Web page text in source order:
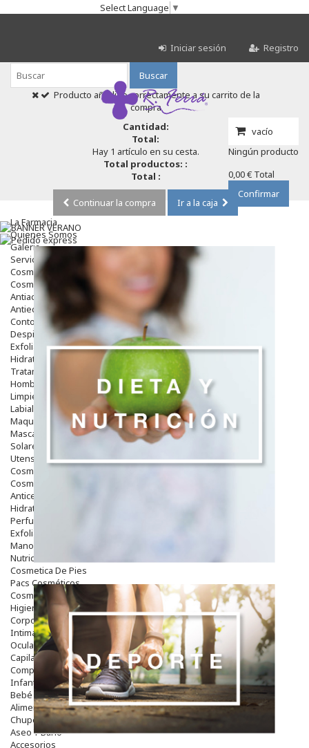
Select Language ▼
Iniciar sesión Registro
Buscar
vacío
Ningún producto
0,00 € Total
Confirmar
Producto añadido correctamente a su carrito de la
compra
Cantidad:
Total:
Hay 1 artículo en su cesta.
Total productos: :
Total :
Continuar la compra
Ir a la caja
La Farmacia
Quienes Somos
Galeria
Servicios
Cosmética
Cosmética Facial
Antiacné
Antiedad
Contorno De Ojos
Despigmentantes
Exfoliantes
Hidratantes
Tratamientos De Noche
Hombre
Limpieza
Labiales
Maquillajes Y Color
Mascarillas
Solares
Utensilios
Cosmética Capilar
Cosmética Corporal
Anticelulíticos
Hidratantes Corporales
Perfumes Y Colonias
Exfoliantes Corporales
Manos Y Uñas
Nutricosmética
Cosmetica De Pies
Pacs Cosméticos
Cosmetica Facial Piel Sensible
Higiene
Corporal
Intima
Ocular
Capilar
Complementos
Infantil
Bebé
Alimentación Y Complementos
Chupetes Y Mordedores
Aseo Y Baño
Accesorios